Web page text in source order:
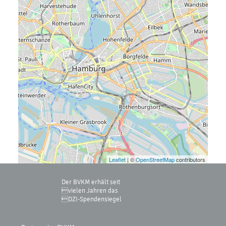
Leaflet | ©OpenStreetMapcontributors
Der BVKM erhält seit
vielen Jahren das
DZI-Spendensiegel